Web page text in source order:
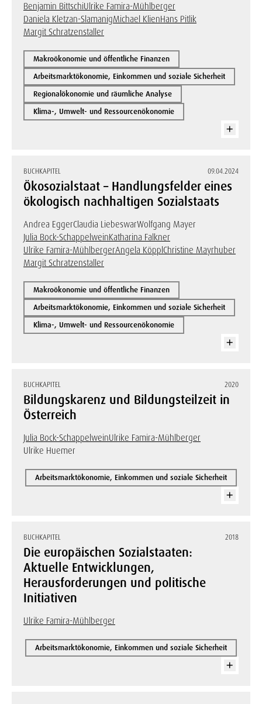
Benjamin BittschiUlrike Famira-Mühlberger
Daniela Kletzan-SlamanigMichael KlienHans Pitlik
Margit Schratzenstaller
Makroökonomie und öffentliche Finanzen
Arbeitsmarktökonomie, Einkommen und soziale Sicherheit
Regionalökonomie und räumliche Analyse
Klima-, Umwelt- und Ressourcenökonomie
BUCHKAPITEL 09.04.2024
Ökosozialstaat – Handlungsfelder eines
ökologisch nachhaltigen Sozialstaats
Andrea EggerClaudia LiebeswarWolfgang Mayer
Julia Bock-SchappelweinKatharina Falkner
Ulrike Famira-MühlbergerAngela KöpplChristine Mayrhuber
Margit Schratzenstaller
Makroökonomie und öffentliche Finanzen
Arbeitsmarktökonomie, Einkommen und soziale Sicherheit
Klima-, Umwelt- und Ressourcenökonomie
BUCHKAPITEL 2020
Bildungskarenz und Bildungsteilzeit in
Österreich
Julia Bock-SchappelweinUlrike Famira-Mühlberger
Ulrike Huemer
Arbeitsmarktökonomie, Einkommen und soziale Sicherheit
BUCHKAPITEL 2018
Die europäischen Sozialstaaten:
Aktuelle Entwicklungen,
Herausforderungen und politische
Initiativen
Ulrike Famira-Mühlberger
Arbeitsmarktökonomie, Einkommen und soziale Sicherheit